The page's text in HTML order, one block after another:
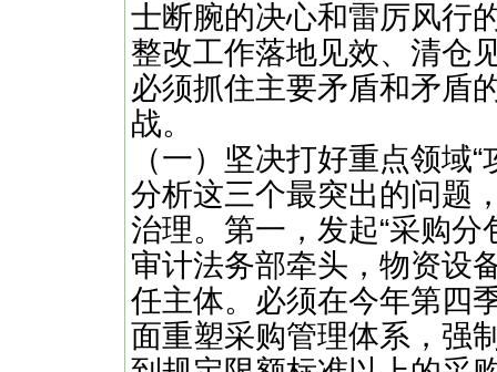
士断腕的决心和雷厉风行
整改工作落地见效、清仓
必须抓住主要矛盾和矛盾
战。
（一）坚决打好重点领域
分析这三个最突出的问题
治理。第一，发起“采购
审计法务部牵头，物资设
任主体。必须在今年第四
面重塑采购管理体系，强